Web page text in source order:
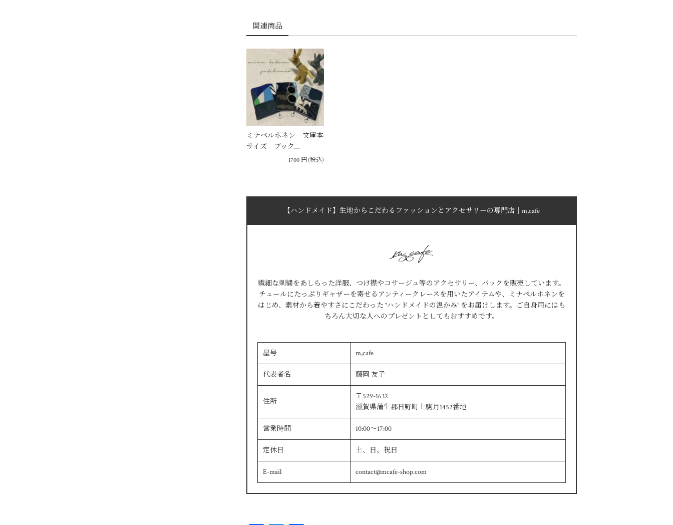
関連商品
ミナペルホネン 文庫本
サイズ ブック…
1700 円(税込)
【ハンドメイド】生地からこだわるファッションとアクセサリーの専門店｜m,cafe
繊細な刺繍をあしらった洋服、つけ襟やコサージュ等のアクセサリー、バックを販売しています。
チュールにたっぷりギャザーを寄せるアンティークレースを用いたアイテムや、ミナぺルホネンを
はじめ、素材から着やすさにこだわった “ハンドメイドの温かみ” をお届けします。ご自身用にはも
ちろん大切な人へのプレゼントとしてもおすすめです。
屋号 m,cafe
代表者名 藤岡 友子
住所
〒529-1632
滋賀県蒲生郡日野町上駒月1452番地
営業時間 10:00～17:00
定休日 土、日、祝日
E-mail contact@mcafe-shop.com